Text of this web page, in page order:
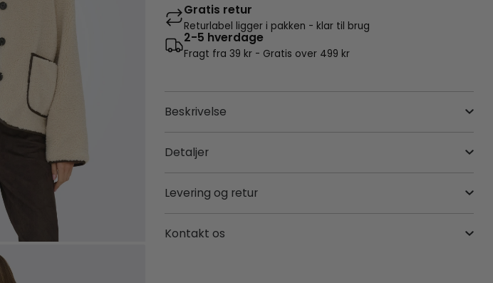
Gratis retur
Returlabel ligger i pakken - klar til brug
2-5 hverdage
Fragt fra 39 kr - Gratis over 499 kr
Beskrivelse
Detaljer
Levering og retur
Kontakt os